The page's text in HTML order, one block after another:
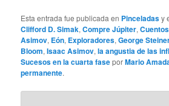
Esta entrada fue publicada en Pinceladasy
Clifford D. Simak,Compre Júpiter,
Asimov, Eón, Exploradores,George
Bloom,Isaac Asimov,la angustia de las
Sucesos en la cuarta faseporMario
permanente.